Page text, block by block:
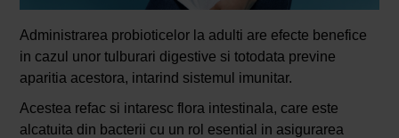
Administrarea probioticelor la adulti are efecte benefice
in cazul unor tulburari digestive si totodata previne
aparitia acestora, intarind sistemul imunitar.
Acestea refac si intaresc flora intestinala, care este
alcatuita din bacterii cu un rol esential in asigurarea